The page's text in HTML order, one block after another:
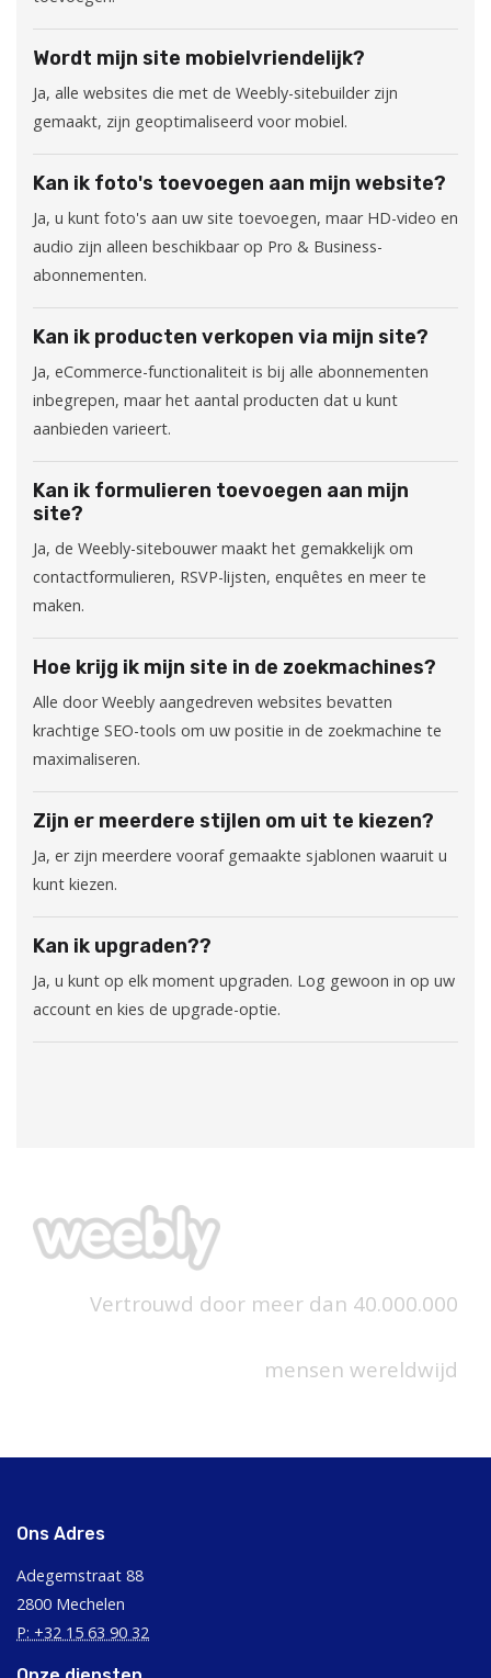
Wordt mijn site mobielvriendelijk?
Ja, alle websites die met de Weebly-sitebuilder zijn
gemaakt, zijn geoptimaliseerd voor mobiel.
Kan ik foto's toevoegen aan mijn website?
Ja, u kunt foto's aan uw site toevoegen, maar HD-video en
audio zijn alleen beschikbaar op Pro & Business-
abonnementen.
Kan ik producten verkopen via mijn site?
Ja, eCommerce-functionaliteit is bij alle abonnementen
inbegrepen, maar het aantal producten dat u kunt
aanbieden varieert.
Kan ik formulieren toevoegen aan mijn
site?
Ja, de Weebly-sitebouwer maakt het gemakkelijk om
contactformulieren, RSVP-lijsten, enquêtes en meer te
maken.
Hoe krijg ik mijn site in de zoekmachines?
Alle door Weebly aangedreven websites bevatten
krachtige SEO-tools om uw positie in de zoekmachine te
maximaliseren.
Zijn er meerdere stijlen om uit te kiezen?
Ja, er zijn meerdere vooraf gemaakte sjablonen waaruit u
kunt kiezen.
Kan ik upgraden??
Ja, u kunt op elk moment upgraden. Log gewoon in op uw
account en kies de upgrade-optie.
Vertrouwd door meer dan 40.000.000
mensen wereldwijd
Ons Adres
Adegemstraat 88
2800 Mechelen
P: +32 15 63 90 32